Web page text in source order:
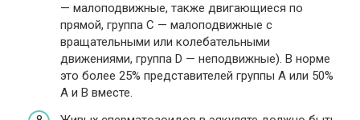
— малоподвижные, также двигающиеся по
прямой, группа С — малоподвижные с
вращательными или колебательными
движениями, группа D — неподвижные). В норме
это более 25% представителей группы А или 50%
А и В вместе.